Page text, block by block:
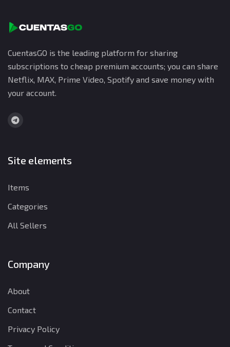
CuentasGO is the leading platform for sharing
subscriptions to cheap premium accounts; you can share
Netflix, MAX, Prime Video, Spotify and save money with
your account.
Site elements
Items
Categories
All Sellers
Company
About
Contact
Privacy Policy